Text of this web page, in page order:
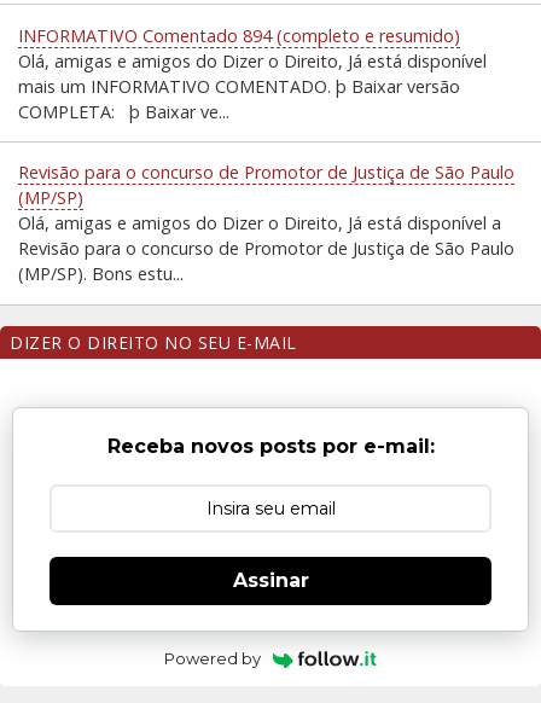
INFORMATIVO Comentado 894 (completo e resumido)
Olá, amigas e amigos do Dizer o Direito, Já está disponível
mais um INFORMATIVO COMENTADO. þ Baixar versão
COMPLETA: þ Baixar ve...
Revisão para o concurso de Promotor de Justiça de São Paulo
(MP/SP)
Olá, amigas e amigos do Dizer o Direito, Já está disponível a
Revisão para o concurso de Promotor de Justiça de São Paulo
(MP/SP). Bons estu...
DIZER O DIREITO NO SEU E-MAIL
Receba novos posts por e-mail:
Assinar
Powered by